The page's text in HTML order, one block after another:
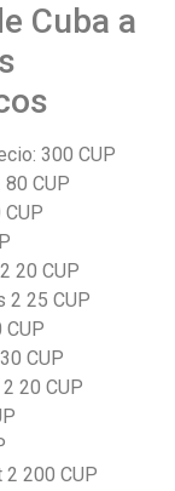
Cuba a
300 CUP
CUP
20 CUP
2 25 CUP
CUP
CUP
20 CUP
200 CUP